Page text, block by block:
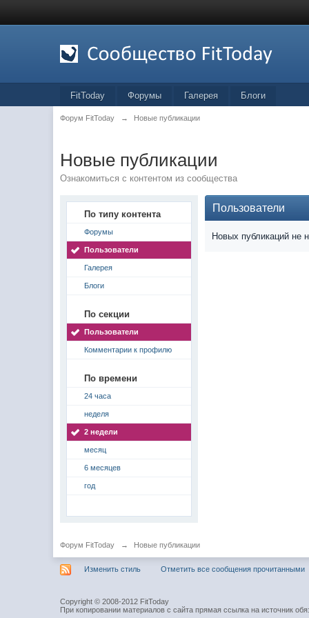
FitToday Форумы Галерея Блоги
Форум FitToday → Новые публикации
Новые публикации
Ознакомиться с контентом из сообщества
По типу контента
Форумы
Пользователи
Галерея
Блоги
По секции
Пользователи
Комментарии к профилю
По времени
24 часа
неделя
2 недели
месяц
6 месяцев
год
Пользователи
Новых публикаций не
Форум FitToday → Новые публикации
Изменить стиль Отметить все сообщения прочитанными
Copyright © 2008-2012 FitToday
При копировании материалов с сайта прямая ссылка на источник